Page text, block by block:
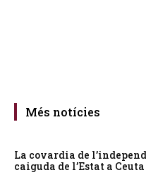
Més notícies
La covardia de
caiguda de l’Estat a